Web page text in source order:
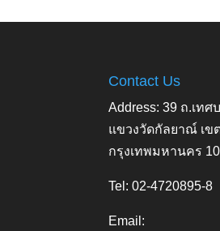
Contact Us
Address: 39 ถ.เทศ
แขวงวัดกัลยาณ์ เข
กรุงเทพมหานคร
Tel: 02-4720895-8
Email: